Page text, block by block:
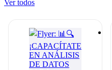
Ver todos